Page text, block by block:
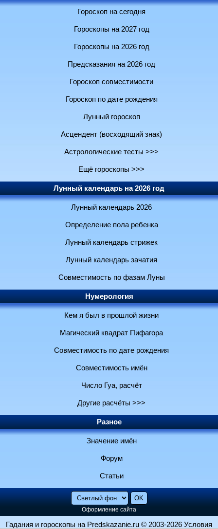
Гороскоп на сегодня
Гороскопы на 2027 год
Гороскопы на 2026 год
Предсказания на 2026 год
Гороскоп совместимости
Гороскоп по дате рождения
Лунный гороскоп
Асцендент (восходящий знак)
Астрологические тесты >>>
Ещё гороскопы >>>
Лунный календарь на 2026 год
Лунный календарь 2026
Определение пола ребенка
Лунный календарь стрижек
Лунный календарь зачатия
Совместимость по фазам Луны
Нумерология
Кем я был в прошлой жизни
Магический квадрат Пифагора
Совместимость по дате рождения
Совместимость имён
Число Гуа, расчёт
Другие расчёты >>>
Разное
Значение имён
Форум
Статьи
Оформление сайта
Гадания и гороскопы на Predskazanie.ru © 2003-2026 Условия